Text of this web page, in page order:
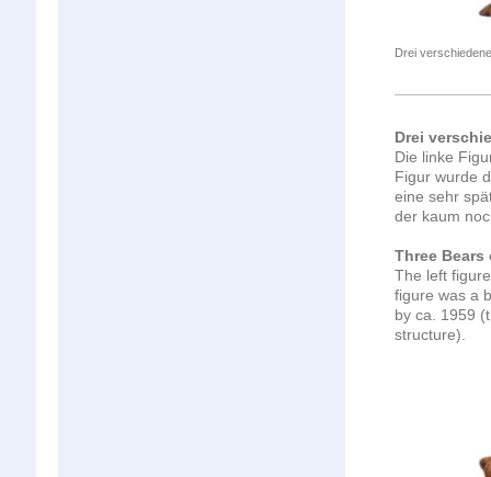
Drei
Drei
Die linke
Figur wurde
eine sehr
der kaum
Three Bears
The left
figure was a
by ca. 1959
structure)